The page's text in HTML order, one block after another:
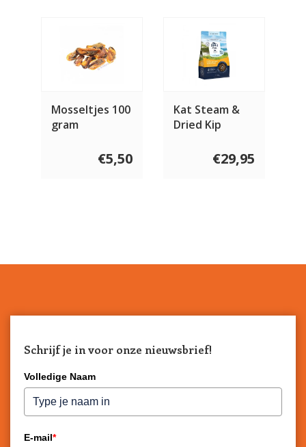
Mosseltjes 100
gram
€5,50
Kat Steam &
Dried Kip
€29,95
Schrijf je in voor onze nieuwsbrief!
Volledige Naam
E-mail*